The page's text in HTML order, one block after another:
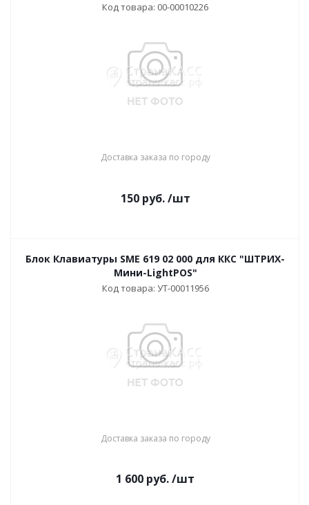
Код товара: 00-00010226
Доставка заказа по городу
150руб. /шт
Блок Клавиатуры SME 619 02 000 для ККС "ШТРИХ-
Мини-LightPOS"
Код товара: УТ-00011956
Доставка заказа по городу
1 600 руб./шт